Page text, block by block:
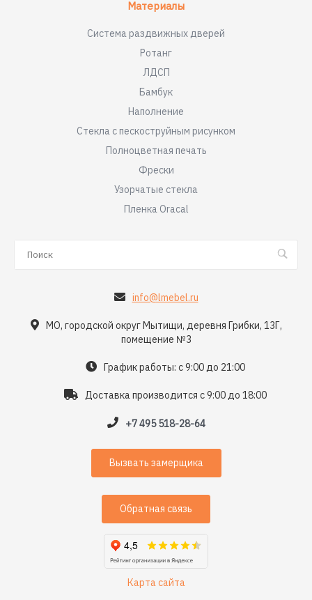
Материалы
Система раздвижных дверей
Ротанг
ЛДСП
Бамбук
Наполнение
Стекла с пескоструйным рисунком
Полноцветная печать
Фрески
Узорчатые стекла
Пленка Oracal
info@lmebel.ru
МО, городской округ Мытищи, деревня Грибки, 13Г,
помещение №3
График работы: с 9:00 до 21:00
Доставка производится с 9:00 до 18:00
+7 495 518-28-64
Вызвать замерщика
Обратная связь
Карта сайта